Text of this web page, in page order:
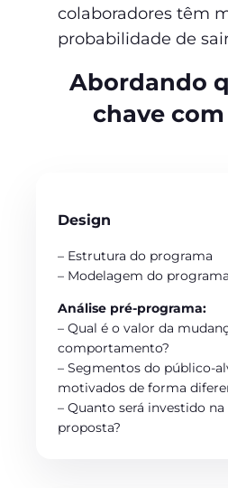
colaboradores têm
probabilidade de
Abordando
chave
Design
– Estrutura do programa
– Modelagem do programa
Análise pré-programa:
– Qual é o valor da
comportamento?
– Segmentos do público-
motivados de forma
– Quanto será investido
proposta?